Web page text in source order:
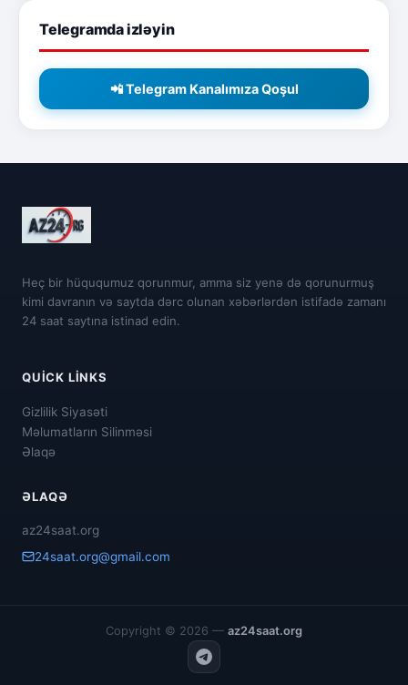
Telegramda izləyin
📲 Telegram Kanalımıza Qoşul
Heç bir hüququmuz qorunmur, amma siz yenə də qorunurmuş
kimi davranın və saytda dərc olunan xəbərlərdən istifadə zamanı
24 saat saytına istinad edin.
QUICK LINKS
Gizlilik Siyasəti
Məlumatların Silinməsi
Əlaqə
ƏLAQƏ
az24saat.org
24saat.org@gmail.com
Copyright © 2026 — az24saat.org